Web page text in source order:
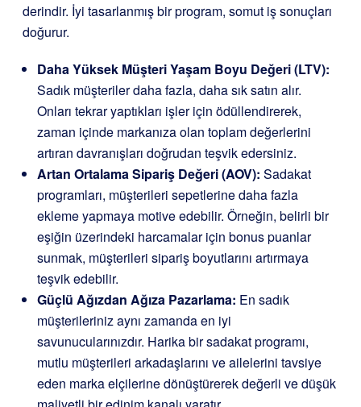
derindir. İyi tasarlanmış bir program, somut iş sonuçları
doğurur.
Daha Yüksek Müşteri Yaşam Boyu Değeri (LTV):
Sadık müşteriler daha fazla, daha sık satın alır.
Onları tekrar yaptıkları işler için ödüllendirerek,
zaman içinde markanıza olan toplam değerlerini
artıran davranışları doğrudan teşvik edersiniz.
Artan Ortalama Sipariş Değeri (AOV): Sadakat
programları, müşterileri sepetlerine daha fazla
ekleme yapmaya motive edebilir. Örneğin, belirli bir
eşiğin üzerindeki harcamalar için bonus puanlar
sunmak, müşterileri sipariş boyutlarını artırmaya
teşvik edebilir.
Güçlü Ağızdan Ağıza Pazarlama: En sadık
müşterileriniz aynı zamanda en iyi
savunucularınızdır. Harika bir sadakat programı,
mutlu müşterileri arkadaşlarını ve ailelerini tavsiye
eden marka elçilerine dönüştürerek değerli ve düşük